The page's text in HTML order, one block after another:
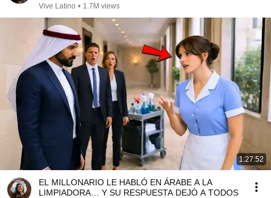
Vive Latino • 1.7M views
1:27:52
EL MILLONARIO LE HABLÓ EN ÁRABE A LA
LIMPIADORA… Y SU RESPUESTA DEJÓ A TODOS